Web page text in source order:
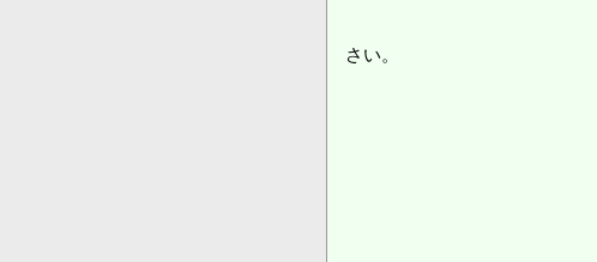
・書留郵便，普通郵
さい。